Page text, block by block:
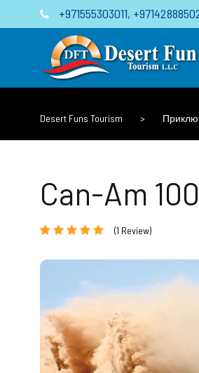
+971555303011,
Desert Funs Tourism >
Can-Am
(1 Review)